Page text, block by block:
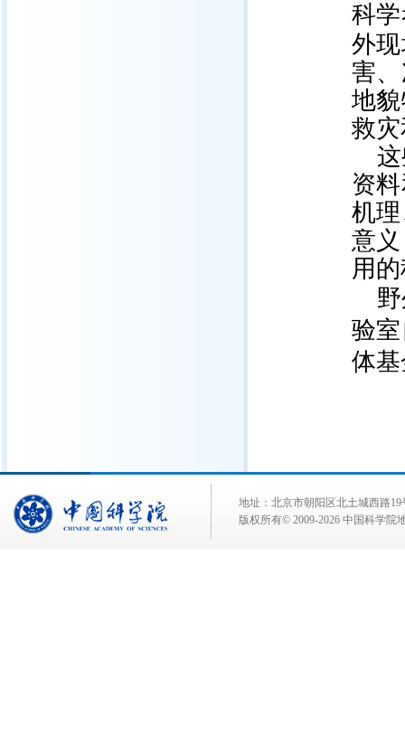
科
外
害
地
救
资
机
意
用
验
体
地址：北京市朝阳区北土城西路
版权所有© 2009-2026 中国科学院